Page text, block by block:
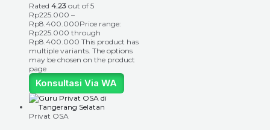
Rated 4.23 out of 5
Rp225.000 –
Rp8.400.000Price range:
Rp225.000 through
Rp8.400.000 This product has
multiple variants. The options
may be chosen on the product
page
Konsultasi Via WA
Privat OSA